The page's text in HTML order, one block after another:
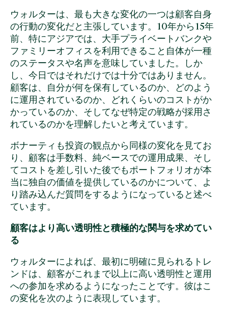
ウォルターは、最も大きな変化の一つは顧客自身
の行動の変化だと主張しています。10年から15年
前、特にアジアでは、大手プライベートバンクや
ファミリーオフィスを利用できること自体が一種
のステータスや名声を意味していました。しか
し、今日ではそれだけでは十分ではありません。
顧客は、自分が何を保有しているのか、どのよう
に運用されているのか、どれくらいのコストがか
かっているのか、そしてなぜ特定の戦略が採用さ
れているのかを理解したいと考えています。
ボナーティも投資の観点から同様の変化を見てお
り、顧客は手数料、純ベースでの運用成果、そし
てコストを差し引いた後でもポートフォリオが本
当に独自の価値を提供しているのかについて、よ
り踏み込んだ質問をするようになっていると述べ
ています。
顧客はより高い透明性と積極的な関与を求めてい
る
ウォルターによれば、最初に明確に見られるトレ
ンドは、顧客がこれまで以上に高い透明性と運用
への参加を求めるようになったことです。彼はこ
の変化を次のように表現しています。